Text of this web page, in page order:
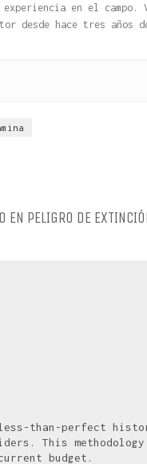
en el campo.
desde hace tres años
EN PELIGRO DE
than-perfect
This
budget.